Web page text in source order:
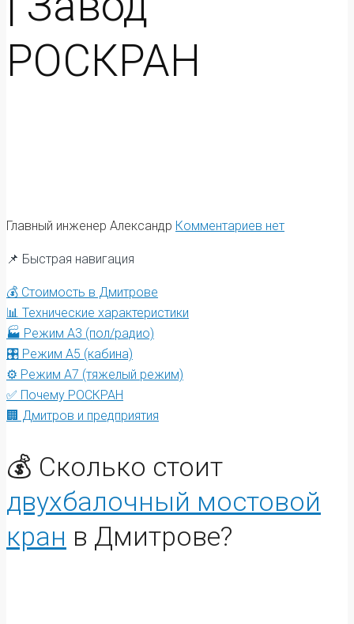
РОСКРАН
Главный инженер Александр Комментариев нет
📌 Быстрая навигация
💰 Стоимость в Дмитрове
📊 Технические характеристики
🏭 Режим А3 (пол/радио)
🎛️ Режим А5 (кабина)
⚙️ Режим А7 (тяжелый режим)
✅ Почему РОСКРАН
🏢 Дмитров и предприятия
💰 Сколько стоит
двухбалочный мостовой
кран в Дмитрове?